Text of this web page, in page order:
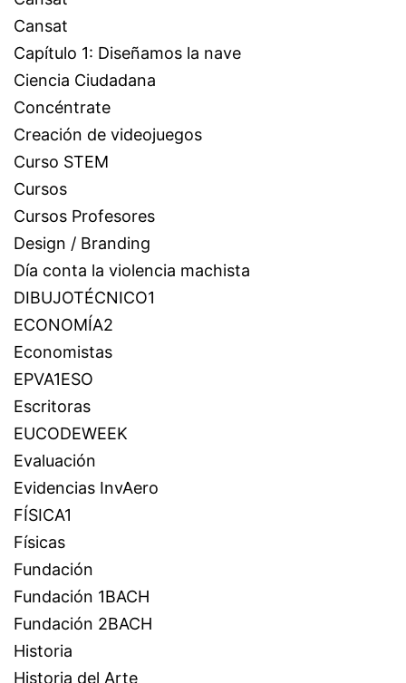
Cansat
Capítulo 1: Diseñamos la nave
Ciencia Ciudadana
Concéntrate
Creación de videojuegos
Curso STEM
Cursos
Cursos Profesores
Design / Branding
Día conta la violencia machista
DIBUJOTÉCNICO1
ECONOMÍA2
Economistas
EPVA1ESO
Escritoras
EUCODEWEEK
Evaluación
Evidencias InvAero
FÍSICA1
Físicas
Fundación
Fundación 1BACH
Fundación 2BACH
Historia
Historia del Arte